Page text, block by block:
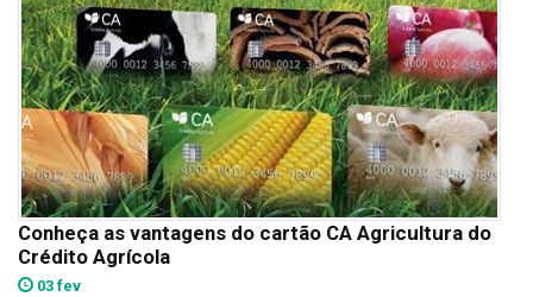
Conheça as vantagens do cartão CA Agricultura do
Crédito Agrícola
03 fev